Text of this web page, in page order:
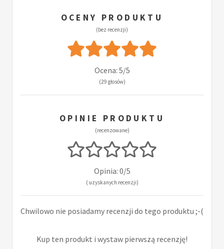
OCENY PRODUKTU
(bez recenzji)
Ocena: 5/5
(29 głosów)
OPINIE PRODUKTU
(recenzowane)
Opinia: 0/5
( uzyskanych recenzji)
Chwilowo nie posiadamy recenzji do tego produktu ;-(
Kup ten produkt i wystaw pierwszą recenzję!